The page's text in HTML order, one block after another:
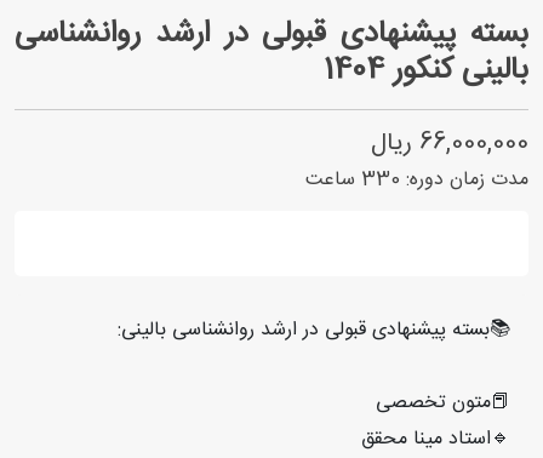
بسته پیشنهادی قبولی در ارشد روانشناسی
بالینی کنکور 1404
66,000,000 ریال
مدت زمان دوره: 330 ساعت
📚بسته پیشنهادی قبولی در ارشد روانشناسی بالینی:
📕متون تخصصی
🔹استاد مینا محقق